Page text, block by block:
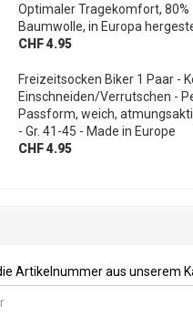
Optimaler Tragekomfort, 80%
Baumwolle, in Europa
CHF 4.95
Freizeitsocken Biker 1 Paar -
Einschneiden/Verrutschen -
Passform, weich,
- Gr. 41-45 - Made in Europe
CHF 4.95
DIE ARTIKELNUMMER AUS
Artikelnummer aus unserem